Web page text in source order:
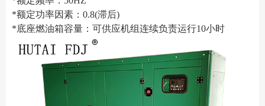
*额定功率因素：0.8(滞后)
*底座燃油箱容量：可供应机组连续负责运行10小时